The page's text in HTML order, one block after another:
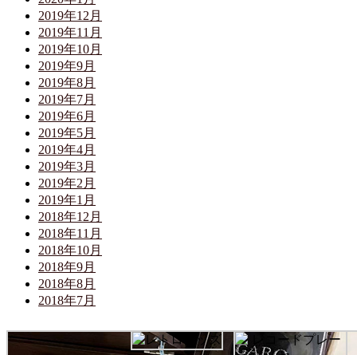
2019年12月
2019年11月
2019年10月
2019年9月
2019年8月
2019年7月
2019年6月
2019年5月
2019年4月
2019年3月
2019年2月
2019年1月
2018年12月
2018年11月
2018年10月
2018年9月
2018年8月
2018年7月